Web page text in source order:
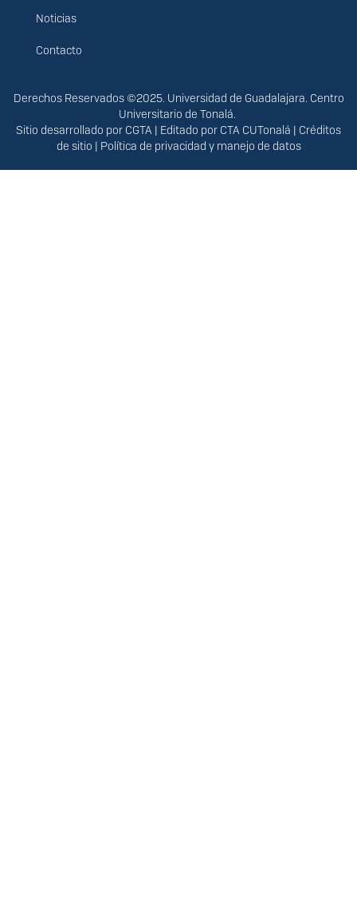
Noticias
Contacto
Derechos
Derechos Reservados ©2025. Universidad de Guadalajara. Centro
Universitario de Tonalá.
Sitio desarrollado por CGTA | Editado por CTA CUTonalá | Créditos
de sitio | Política de privacidad y manejo de datos